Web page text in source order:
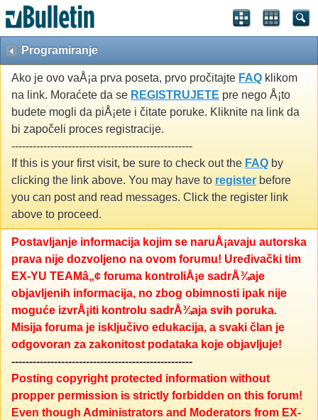
Programiranje
Ako je ovo vaÅ¡a prva poseta, prvo pročitajte FAQ klikom
na link. Moraćete da se REGISTRUJETE pre nego Å¡to
budete mogli da piÅ¡ete i čitate poruke. Kliknite na link da
bi započeli proces registracije.
---------------------------------------------------
If this is your first visit, be sure to check out the FAQ by
clicking the link above. You may have to register before
you can post and read messages. Click the register link
above to proceed.
Postavljanje informacija kojim se naruÅ¡avaju autorska
prava nije dozvoljeno na ovom forumu! Uređivački tim
EX-YU TEAMâ„¢ foruma kontroliÅ¡e sadrÅ¾aje
objavljenih informacija, no zbog obimnosti ipak nije
moguće izvrÅ¡iti kontrolu sadrÅ¾aja svih poruka.
Misija foruma je isključivo edukacija, a svaki član je
odgovoran za zakonitost podataka koje objavljuje!
---------------------------------------------------
Posting copyright protected information without
propper permission is strictly forbidden on this forum!
Even though Administrators and Moderators from EX-